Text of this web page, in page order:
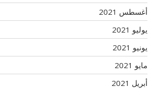
أغسطس 2021
يوليو 2021
يونيو 2021
مايو 2021
أبريل 2021